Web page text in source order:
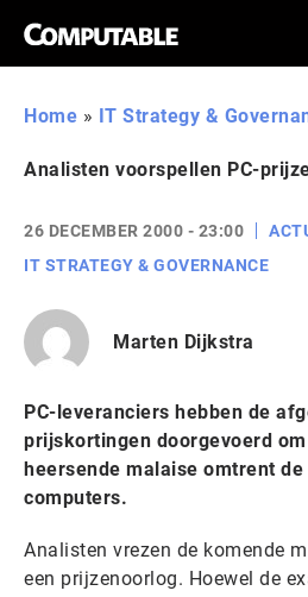
Home » IT Strategy &
Analisten voorspellen PC-
26 DECEMBER 2000 - 23:00
IT STRATEGY & GOVERNANCE
Marten Dijkstra
PC-leveranciers hebben de
prijskortingen doorgevoerd
heersende malaise omtrent
computers.
Analisten vrezen de komende
een prijzenoorlog. Hoewel de